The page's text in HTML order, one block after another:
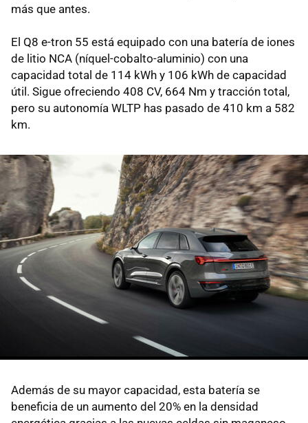
más que antes.
El Q8 e-tron 55 está equipado con una batería de iones
de litio NCA (níquel-cobalto-aluminio) con una
capacidad total de 114 kWh y 106 kWh de capacidad
útil. Sigue ofreciendo 408 CV, 664 Nm y tracción total,
pero su autonomía WLTP has pasado de 410 km a 582
km.
Además de su mayor capacidad, esta batería se
beneficia de un aumento del 20% en la densidad